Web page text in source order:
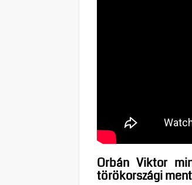
Orbán Viktor
törökországi